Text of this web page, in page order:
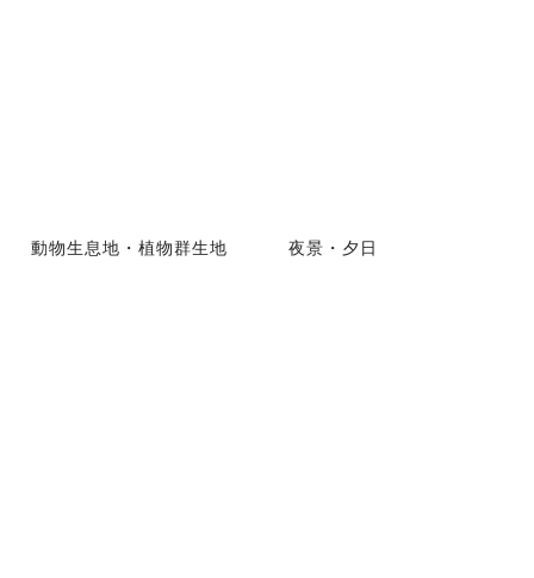
動物生息地・植物群生地 夜景・夕日